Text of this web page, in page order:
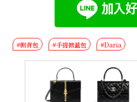
#側背包 #手提掀蓋包 #Daria